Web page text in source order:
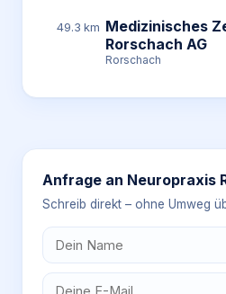
49.3 km Medizinisches
Rorschach AG
Rorschach
Anfrage an Neuropraxis
Schreib direkt – ohne Umweg